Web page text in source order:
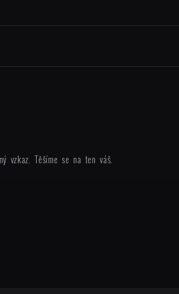
vzkaz. Těšíme se na ten váš.